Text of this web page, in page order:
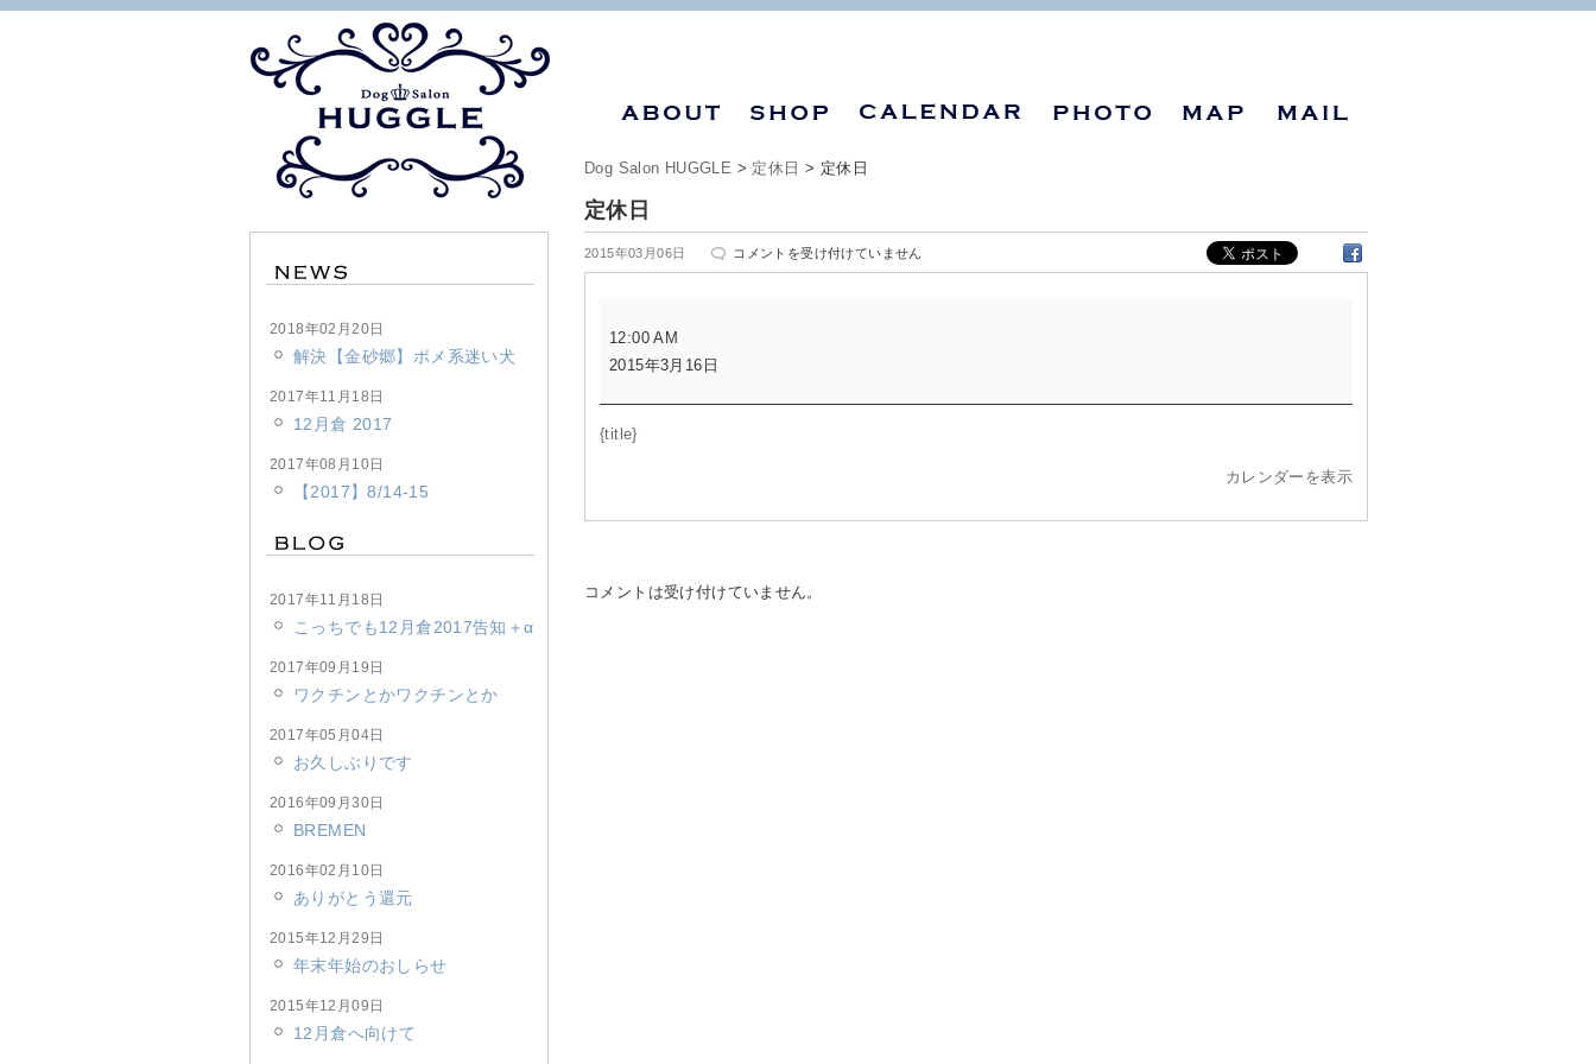
Dog Salon HUGGLE > 定休日 > 定休日
定休日
2015年03月06日
定
休
コメントを受け付けていません
休
日
12:00 AM
2015年3月16日
{title}
カレンダーを表示
コメントは受け付けていません。
2018年02月20日
解決【金砂郷】ポメ系迷い犬
2017年11月18日
12月倉 2017
2017年08月10日
【2017】8/14-15
2017年11月18日
こっちでも12月倉2017告知＋α
2017年09月19日
ワクチンとかワクチンとか
2017年05月04日
お久しぶりです
2016年09月30日
BREMEN
2016年02月10日
ありがとう還元
2015年12月29日
年末年始のおしらせ
2015年12月09日
12月倉へ向けて